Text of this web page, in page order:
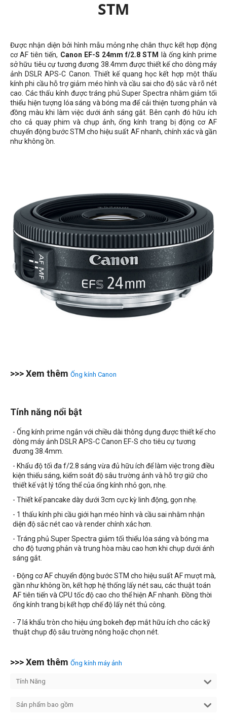
STM
Được nhận diện bởi hình mẫu mỏng nhẹ chân thực kết hợp động
cơ AF tiên tiến, Canon EF-S 24mm f/2.8 STM
là ống kính prime
sở hữu tiêu cự tương đương 38.4mm được thiết kế cho dòng máy
ảnh DSLR APS-C Canon. Thiết kế quang học kết hợp một thấu
kính phi cầu hỗ trợ giảm méo hình và cầu sai cho độ sắc và rõ nét
cao. Các thấu kính được tráng phủ Super Spectra nhằm giảm tối
thiểu hiện tượng lóa sáng và bóng ma để cải thiện tương phản và
đồng màu khi làm việc dưới ánh sáng gắt. Bên cạnh đó hữu ích
cho cả quay phim và chụp ảnh, ống kính trang bị động cơ AF
chuyển động bước STM cho hiệu suất AF nhanh, chính xác và gần
như không ồn.
>>> Xem thêm Ống kính Canon
Tính năng nổi bật
- Ống kính prime ngắn với chiều dài thông dụng được thiết kế cho
dòng máy ảnh DSLR APS-C Canon EF-S cho tiêu cự tương
đương 38.4mm.
- Khẩu độ tối đa f/2.8 sáng vừa đủ hữu ích để làm việc trong điều
kiện thiếu sáng, kiểm soát độ sâu trường ảnh và hỗ trợ giữ cho
thiết kế vật lý tổng thể của ống kính nhỏ gọn, nhẹ.
- Thiết kế pancake dày dưới 3cm cực kỳ linh động, gọn nhẹ.
- 1 thấu kính phi cầu giới hạn méo hình và cầu sai nhằm nhận
diện độ sắc nét cao và render chính xác hơn.
- Tráng phủ Super Spectra giảm tối thiểu lóa sáng và bóng ma
cho độ tương phản và trung hòa màu cao hơn khi chụp dưới ánh
sáng gắt.
- Động cơ AF chuyển động bước STM cho hiệu suất AF mượt mà,
gần như không ồn, kết hợp hệ thống lấy nét sau, các thuật toán
AF tiên tiến và CPU tốc độ cao cho thể hiện AF nhanh. Đồng thời
ống kính trang bị kết hợp chế độ lấy nét thủ công.
- 7 lá khẩu tròn cho hiệu ứng bokeh đẹp mắt hữu ích cho các kỹ
thuật chụp độ sâu trường nông hoặc chọn nét.
>>> Xem thêm Ống kính máy ảnh
Tính Năng
Sản phẩm bao gồm